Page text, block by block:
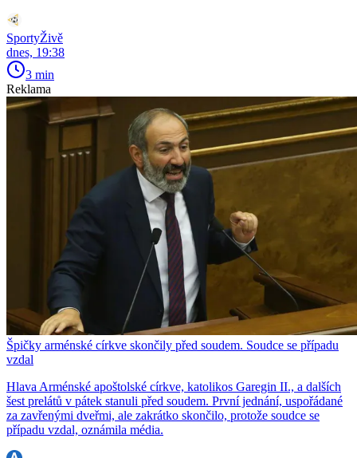
SportyŽivě
dnes, 19:38
3 min
Reklama
Špičky arménské církve skončily před soudem. Soudce se případu
vzdal
Hlava Arménské apoštolské církve, katolikos Garegin II., a dalších
šest prelátů v pátek stanuli před soudem. První jednání, uspořádané
za zavřenými dveřmi, ale zakrátko skončilo, protože soudce se
případu vzdal, oznámila média.